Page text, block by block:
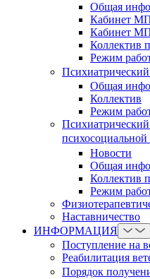
Общая
Кабинет
Кабинет
Коллектив
Режим
Общая
Коллектив
Режим
Новости
Общая
Коллектив
Режим
Наставничество
ИНФОРМАЦИЯ
Поступление на
Реабилитация
Порядок